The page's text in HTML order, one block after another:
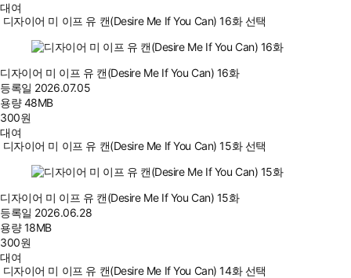
대여
디자이어 미 이프 유 캔(Desire Me If You Can) 16화 선택
디자이어 미 이프 유 캔(Desire Me If You Can) 16화
등록일 2026.07.05
용량48MB
300원
대여
디자이어 미 이프 유 캔(Desire Me If You Can) 15화 선택
디자이어 미 이프 유 캔(Desire Me If You Can) 15화
등록일 2026.06.28
용량18MB
300원
대여
디자이어 미 이프 유 캔(Desire Me If You Can) 14화 선택